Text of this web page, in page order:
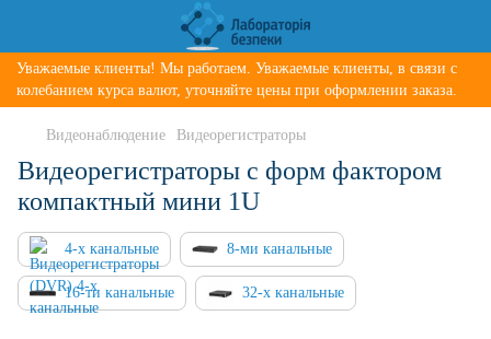
Уважаемые клиенты! Мы работаем. Уважаемые клиенты, в связи с
колебанием курса валют, уточняйте цены при оформлении заказа.
Видеонаблюдение Видеорегистраторы
Видеорегистраторы с форм фактором
компактный мини 1U
4-х канальные 8-ми канальные
16-ти канальные 32-х канальные